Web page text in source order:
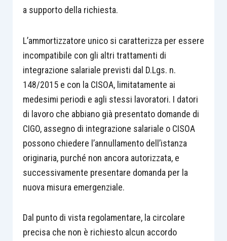
a supporto della richiesta.
L’ammortizzatore unico si caratterizza per essere
incompatibile con gli altri trattamenti di
integrazione salariale previsti dal D.Lgs. n.
148/2015 e con la CISOA, limitatamente ai
medesimi periodi e agli stessi lavoratori. I datori
di lavoro che abbiano già presentato domande di
CIGO, assegno di integrazione salariale o CISOA
possono chiedere l’annullamento dell’istanza
originaria, purché non ancora autorizzata, e
successivamente presentare domanda per la
nuova misura emergenziale.
Dal punto di vista regolamentare, la circolare
precisa che non è richiesto alcun accordo